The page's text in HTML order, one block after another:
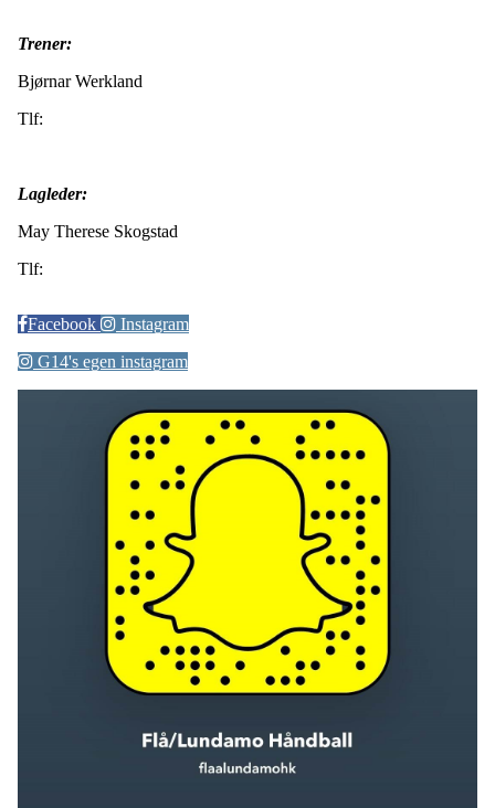
Trener:
Bjørnar Werkland
Tlf:
Lagleder:
May Therese Skogstad
Tlf:
Facebook
Instagram
G14's egen instagram